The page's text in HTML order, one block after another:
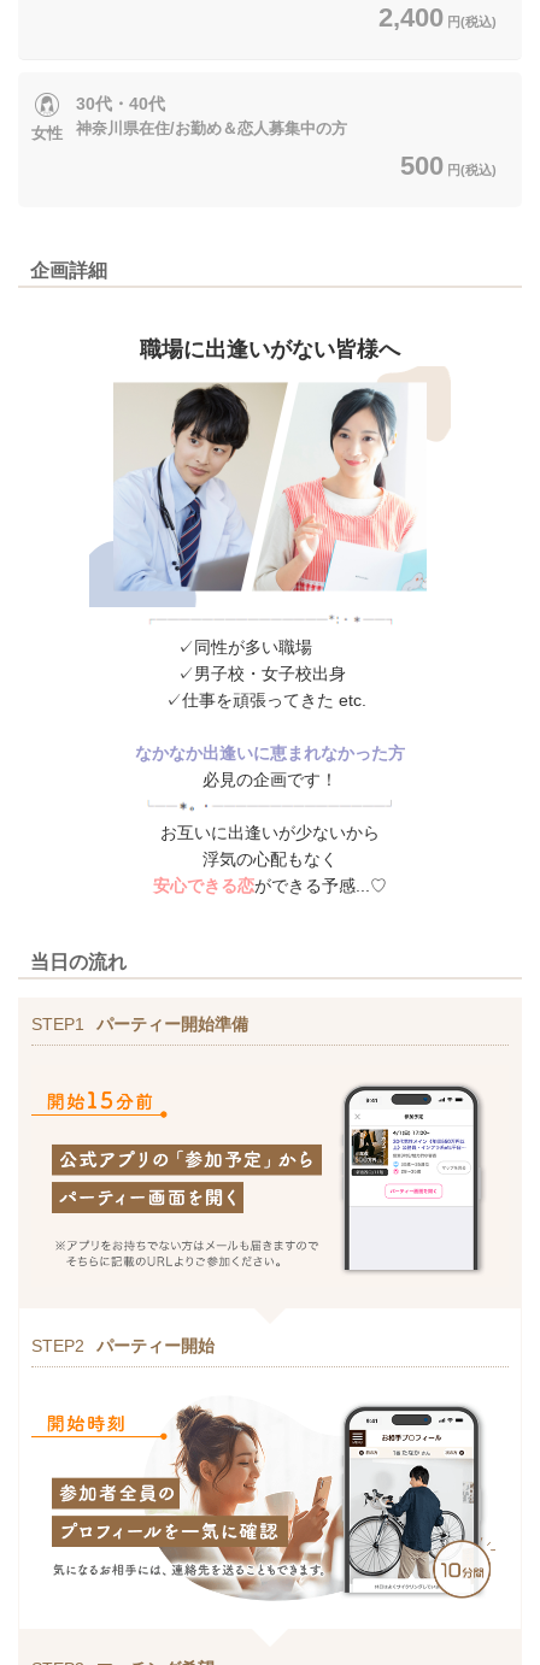
2,400 円(税込)
女性
30代・40代
神奈川県在住/お勤め＆恋人募集中の方
500 円(税込)
企画詳細
職場に出逢いがない皆様へ
✓同性が多い職場
✓男子校・女子校出身
✓仕事を頑張ってきた etc.
なかなか出逢いに恵まれなかった方
必見の企画です！
お互いに出逢いが少ないから
浮気の心配もなく
安心できる恋ができる予感...♡
当日の流れ
STEP1 パーティー開始準備
STEP2 パーティー開始